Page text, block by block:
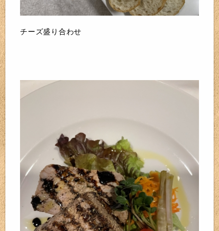
チーズ盛り合わせ